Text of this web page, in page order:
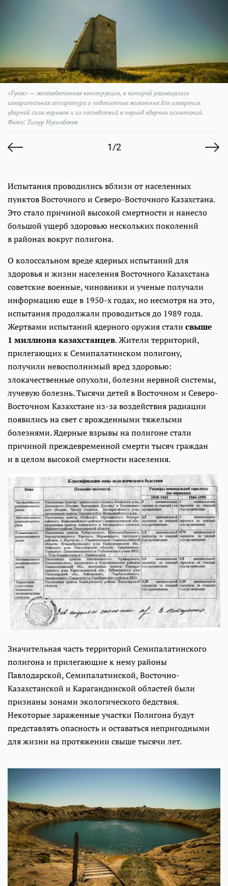
1/2
«Гусак» — железобетонная конструкция, в которой размещались
измерительная аппаратура и подопытные животные для измерения
ударной силы взрывов и их последствий в период ядерных испытаний.
Фото: Тимур Нусимбеков
Испытания проводились вблизи от населенных
пунктов Восточного и Северо-Восточного Казахстана.
Это стало причиной высокой смертности и нанесло
большой ущерб здоровью нескольких поколений
в районах вокруг полигона.
О колоссальном вреде ядерных испытаний для
здоровья и жизни населения Восточного Казахстана
советские военные, чиновники и ученые получали
информацию еще в 1950-х годах, но несмотря на это,
испытания продолжали проводиться до 1989 года.
Жертвами испытаний ядерного оружия стали свыше
1 миллиона казахстанцев. Жители территорий,
прилегающих к Семипалатинском полигону,
получили невосполнимый вред здоровью:
злокачественные опухоли, болезни нервной системы,
лучевую болезнь. Тысячи детей в Восточном и Северо-
Восточном Казахстане из-за воздействия радиации
появились на свет с врожденными тяжелыми
болезнями. Ядерные взрывы на полигоне стали
причиной преждевременной смерти тысяч граждан
и в целом высокой смертности населения.
Значительная часть территорий Семипалатинского
полигона и прилегающие к нему районы
Павлодарской, Семипалатинской, Восточно-
Казахстанской и Карагандинской областей были
признаны зонами экологического бедствия.
Некоторые зараженные участки Полигона будут
представлять опасность и оставаться непригодными
для жизни на протяжении свыше тысячи лет.